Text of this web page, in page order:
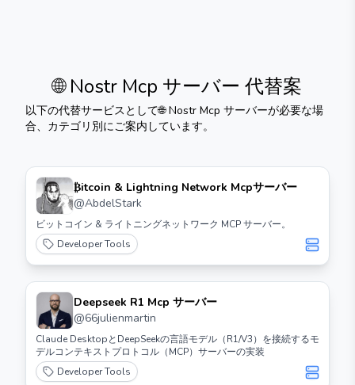
🌐 Nostr Mcp サーバー 代替案
以下の代替サービスとして🌐 Nostr Mcp サーバーが必要な場
合、カテゴリ別にご案内しています。
₿itcoin & Lightning Network Mcpサーバー
@AbdelStark
ビットコイン & ライトニングネットワーク MCP サーバー。
Developer Tools
Deepseek R1 Mcp サーバー
@66julienmartin
Claude DesktopとDeepSeekの言語モデル（R1/V3）を接続するモ
デルコンテキストプロトコル（MCP）サーバーの実装
Developer Tools